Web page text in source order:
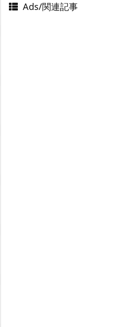
Ads/関連記事